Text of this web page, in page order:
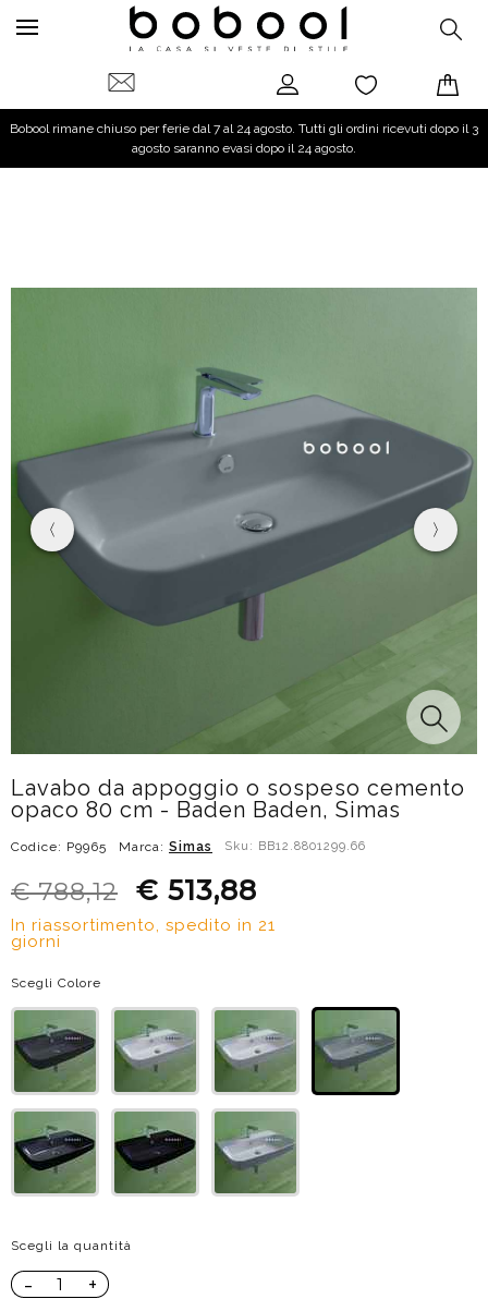
Bobool rimane chiuso per ferie dal 7 al 24 agosto. Tutti gli ordini ricevuti dopo il 3
agosto saranno evasi dopo il 24 agosto.
Lavabo da appoggio o sospeso cemento
opaco 80 cm - Baden Baden, Simas
Codice: P9965 Marca: Simas Sku: BB12.8801299.66
€ 788,12 € 513,88
In riassortimento, spedito in 21
giorni
Scegli Colore
Scegli la quantità
- +